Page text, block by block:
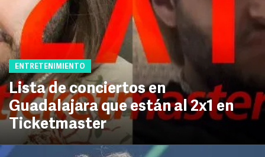
ENTRETENIMIENTO
Lista de conciertos en
Guadalajara que están al 2x1 en
Ticketmaster